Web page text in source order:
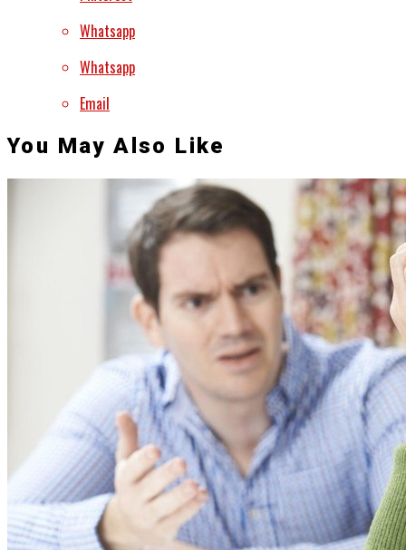
Whatsapp
Whatsapp
Email
You May Also Like